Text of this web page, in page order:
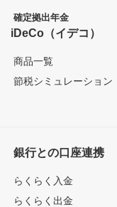
確定拠出年金
iDeCo（イデコ）
商品一覧
節税シミュレーション
銀行との口座連携
らくらく入金
らくらく出金